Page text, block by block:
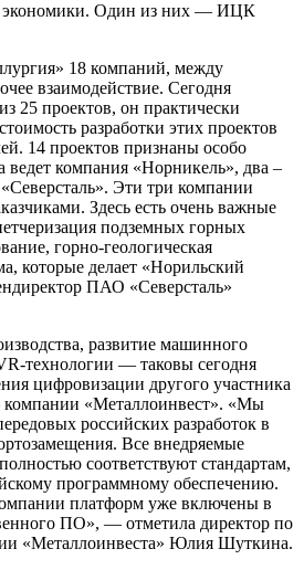
экономики. Один из них — ИЦК
18 компаний, между
взаимодействие. Сегодня
25 проектов, он практически
разработки этих проектов
14 проектов признаны особо
компания «Норникель», два –
Эти три компании
Здесь есть очень важные
подземных горных
горно-геологическая
которые делает «Норильский
ПАО «Северсталь»
развитие машинного
технологии — таковы сегодня
цифровизации другого участника
«Металлоинвест». «Мы
российских разработок в
Все внедряемые
соответствуют стандартам,
программному обеспечению.
платформ уже включены в
ПО», — отметила директор по
«Металлоинвеста» Юлия Шуткина.